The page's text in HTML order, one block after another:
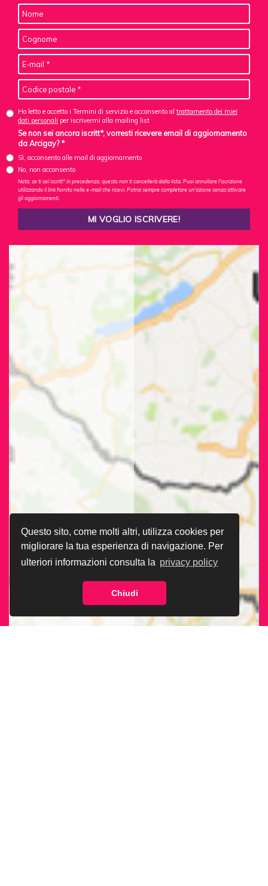
Questo sito, come molti altri, utilizza cookies per
migliorare la tua esperienza di navigazione. Per
ulteriori informazioni consulta la privacy policy
Chiudi
Ho letto e accetto i Termini di servizio e acconsento al trattamento dei miei
dati personali per iscrivermi alla mailing list
Se non sei ancora iscritt*, vorresti ricevere email di aggiornamento
da Arcigay? *
Sì, acconsento alle mail di aggiornamento
No, non acconsento
Nota: se ti sei iscritt* in precedenza, questo non ti cancellerà dalla lista. Puoi annullare l'iscrizione
utilizzando il link fornito nelle e-mail che ricevi. Potrai sempre completare un'azione senza attivare
gli aggiornamenti.